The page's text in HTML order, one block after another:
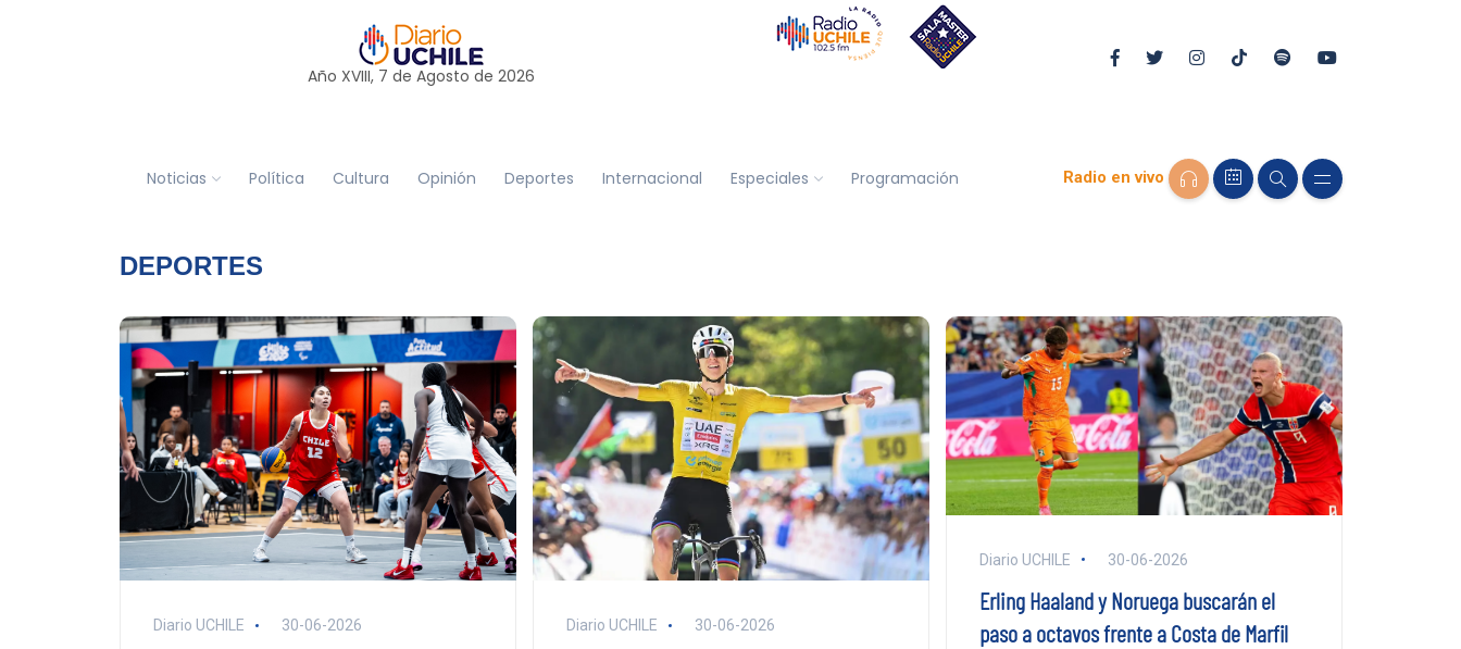
Año XVIII, 7 de Agosto de 2026
Noticias Política Cultura Opinión Deportes Internacional Especiales Programación Radio en vivo
DEPORTES
Diario UCHILE 30-06-2026 Diario UCHILE 30-06-2026
Diario UCHILE 30-06-2026
Erling Haaland y Noruega buscarán el
paso a octavos frente a Costa de Marfil